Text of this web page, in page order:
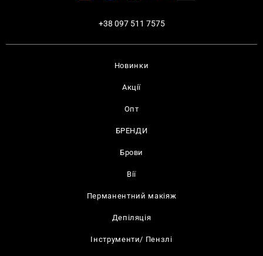
Новинки
Акції
Опт
БРЕНДИ
Брови
Вії
Перманентний макіяж
Депіляція
Інструменти/ Пензлі
+38 097 511 7575